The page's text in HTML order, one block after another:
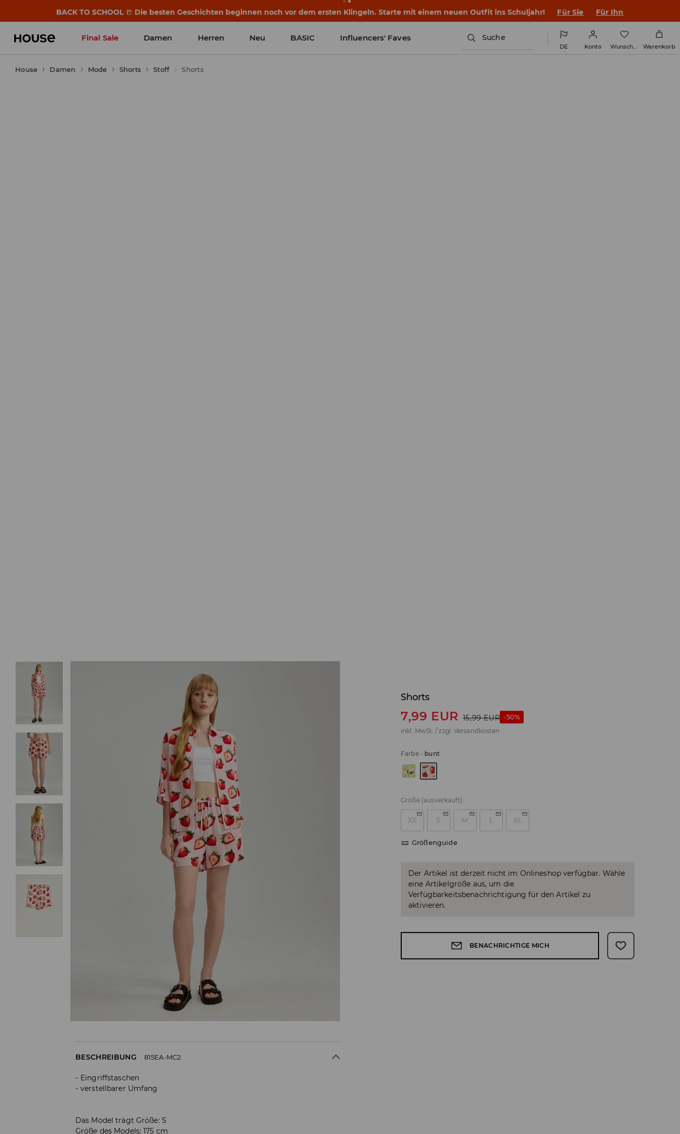
BACK TO SCHOOL 📒 Die besten Geschichten beginnen noch vor dem ersten Klingeln. Starte mit einem neuen Outfit ins Schuljahr! Für Sie Für Ihn
Final Sale Damen Herren Neu BASIC Influencers' Faves Suche
DE Konto Wunschliste Warenkorb
House Damen Mode Shorts Stoff Shorts
Shorts
7,99 EUR 15,99 EUR -50%
inkl. MwSt. / zzgl. Versandkosten
Farbe- bunt
Größe (ausverkauft)
XS S M L XL
Größenguide
Der Artikel ist derzeit nicht im Onlineshop verfügbar. Wähle
eine Artikelgröße aus, um die
Verfügbarkeitsbenachrichtigung für den Artikel zu
aktivieren.
BENACHRICHTIGE MICH
BESCHREIBUNG 815EA-MC2
Eingriffstaschen
verstellbarer Umfang
Das Model trägt Größe: S
Größe des Models: 175 cm